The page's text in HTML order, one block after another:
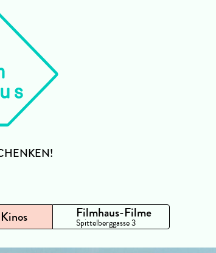
Filmhaus-Filme
Spittelberggasse 3